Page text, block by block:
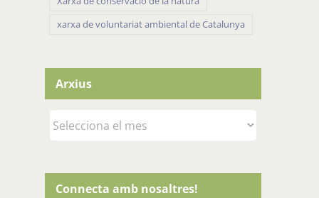
xarxa de voluntariat ambiental de Catalunya
Arxius
Arxius
Connecta amb nosaltres!